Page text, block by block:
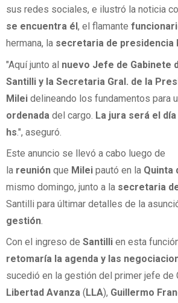
sus redes sociales, e ilustró la noticia
se encuentra él , el flamante
hermana, la secretaria de presidencia
"Aquí junto al nuevo Jefe de Gabinete
Santilli y la Secretaria Gral. de la
Milei delineando los fundamentos para
ordenada del cargo. La jura será el
hs.", aseguró.
Este anuncio se llevó a cabo luego de
la reunión que Milei pautó en la Quinta
mismo domingo, junto a la secretaria
Santilli para últimar detalles de la
gestión.
Con el ingreso de Santilli en esta
retomaría la agenda y las
sucedió en la gestión del primer jefe de
Libertad Avanza ( LLA), Guillermo